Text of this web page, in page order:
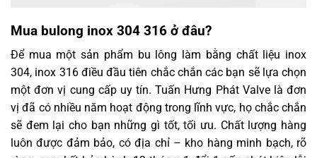
Mua bulong inox 304 316 ở đâu?
Để mua một sản phẩm bu lông làm bằng chất liệu inox
304, inox 316 điều đầu tiên chắc chắn các bạn sẽ lựa chọn
một đơn vị cung cấp uy tín. Tuấn Hưng Phát Valve là đơn
vị đã có nhiều năm hoạt động trong lĩnh vực, họ chắc chắn
sẽ đem lại cho bạn những gì tốt, tối ưu. Chất lượng hàng
luôn được đảm bảo, có địa chỉ – kho hàng minh bạch, rõ